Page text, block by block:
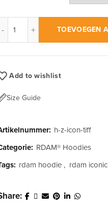
TOEVOEGEN
Add to wishlist
Size Guide
h-z-icon-tiff
RDAM® Hoodies
rdam hoodie , rdam iconic